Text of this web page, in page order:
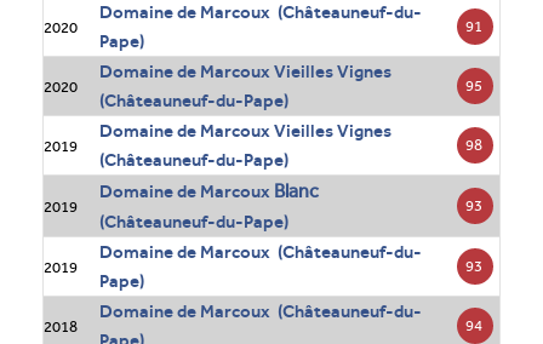
2020
Domaine de Marcoux (Châteauneuf-du-
Pape)
91
2020
Domaine de Marcoux Vieilles Vignes
(Châteauneuf-du-Pape)
95
2019
Domaine de Marcoux Vieilles Vignes
(Châteauneuf-du-Pape)
98
2019
Domaine de Marcoux Blanc
(Châteauneuf-du-Pape)
93
2019
Domaine de Marcoux (Châteauneuf-du-
Pape)
93
2018
Domaine de Marcoux (Châteauneuf-du-
94